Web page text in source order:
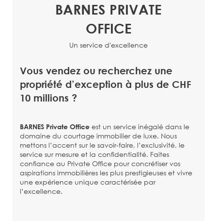
BARNES PRIVATE
OFFICE
Un service d'excellence
Vous vendez ou recherchez une
propriété d’exception à plus de CHF
10 millions ?
BARNES Private Office est un service inégalé dans le
domaine du courtage immobilier de luxe. Nous
mettons l’accent sur le savoir-faire, l’exclusivité, le
service sur mesure et la confidentialité. Faites
confiance au Private Office pour concrétiser vos
aspirations immobilières les plus prestigieuses et vivre
une expérience unique caractérisée par
l’excellence.